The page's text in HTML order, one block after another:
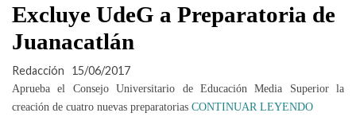
Excluye UdeG a Preparatoria de
Juanacatlán
Redacción 15/06/2017
Aprueba el Consejo Universitario de Educación Media Superior la
creación de cuatro nuevas preparatorias CONTINUAR LEYENDO